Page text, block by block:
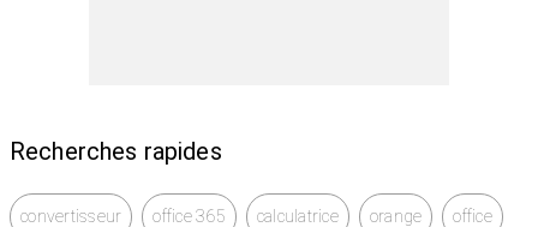
Recherches rapides
convertisseur office 365 calculatrice orange office